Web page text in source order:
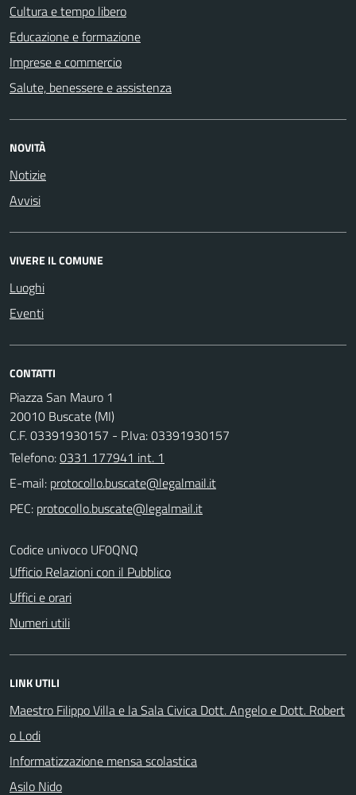
Cultura e tempo libero
Educazione e formazione
Imprese e commercio
Salute, benessere e assistenza
NOVITÀ
Notizie
Avvisi
VIVERE IL COMUNE
Luoghi
Eventi
CONTATTI
Piazza San Mauro 1
20010 Buscate (MI)
C.F. 03391930157 - P.Iva: 03391930157
Telefono:0331 177941 int. 1
E-mail:
PEC:
Codice univoco UF0QNQ
Ufficio Relazioni con il Pubblico
Uffici e orari
Numeri utili
LINK UTILI
Maestro Filippo Villa e la Sala Civica Dott. Angelo e Dott. Robert
o Lodi
Informatizzazione mensa scolastica
Asilo Nido